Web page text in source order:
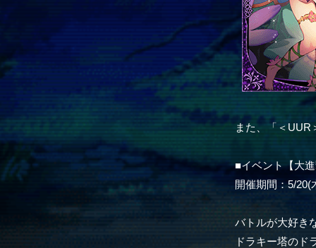
また、「＜UUR
■イベント【大
開催期間：5/20(
バトルが大好き
ドラキー塔のド